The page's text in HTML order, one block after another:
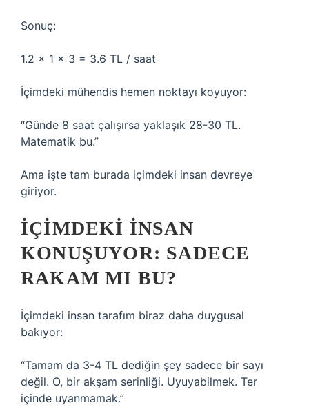
Sonuç:
1.2 × 1 × 3 = 3.6 TL / saat
İçimdeki mühendis hemen noktayı koyuyor:
“Günde 8 saat çalışırsa yaklaşık 28-30 TL.
Matematik bu.”
Ama işte tam burada içimdeki insan devreye
giriyor.
İÇIMDEKI İNSAN
KONUŞUYOR: SADECE
RAKAM MI BU?
İçimdeki insan tarafım biraz daha duygusal
bakıyor:
“Tamam da 3-4 TL dediğin şey sadece bir sayı
değil. O, bir akşam serinliği. Uyuyabilmek. Ter
içinde uyanmamak.”